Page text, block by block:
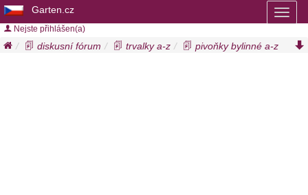
Garten.cz
Nejste přihlášen(a)
diskusní fórum trvalky a-z
pivoňky bylinné a-z